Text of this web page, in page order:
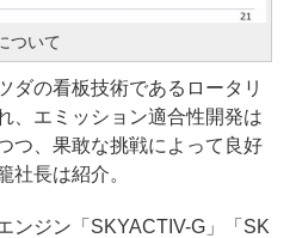
ついて
の看板技術であるロータリ
、エミッション適合性開発は
つ、果敢な挑戦によって良好
社長は紹介。
ンジン「SKYACTIV-G」「SK